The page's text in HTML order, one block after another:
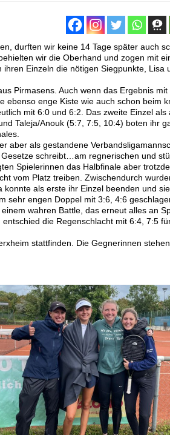
durften wir keine 14 Tage später auch
wir die Oberhand und zogen mit
Einzeln die nötigen Siegpunkte, Lisa
Pirmasens. Auch wenn das Ergebnis mit
ebenso enge Kiste wie auch schon beim
mit 6:0 und 6:2. Das zweite Einzel als
Taleja/Anouk (5:7, 7:5, 10:4) boten ihr
aber als gestandene
schreibt…am regnerischen und
Spielerinnen das Halbfinale aber
vom Platz treiben. Zwischendurch
als erste ihr Einzel beenden und
sehr engen Doppel mit 3:6, 4:6
wahren Battle, das erneut alles an
die Regenschlacht mit 6:4, 7:5
stattfinden. Die Gegnerinnen